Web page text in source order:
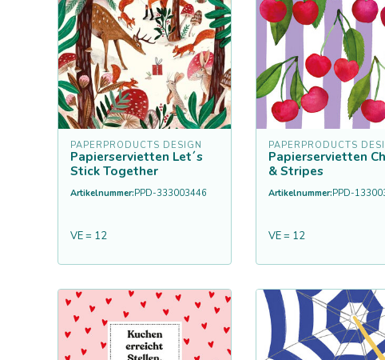
PAPERPRODUCTS DESIGN
Papierservietten Let´s
Stick Together
Artikelnummer:PPD-333003446
VE = 12
PAPERPRODUCTS
Papierservietten
& Stripes
Artikelnummer:PPD-
VE = 12